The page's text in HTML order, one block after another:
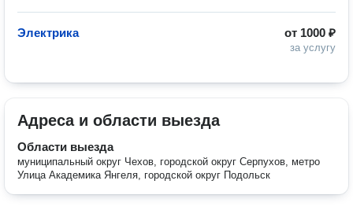
от 1000 ₽
за услугу
Электрика
Адреса и области выезда
Области выезда
муниципальный округ Чехов, городской округ Серпухов, метро
Улица Академика Янгеля, городской округ Подольск